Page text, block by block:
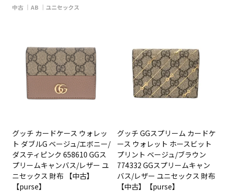
中古 AB ユニセックス
グッチ カードケース ウォレッ
ト ダブルG ベージュ/エボニー/
ダスティピンク 658610 GGス
プリームキャンバス/レザー ユ
ニセックス 財布 【中古】
【purse】
グッチ GGスプリーム カードケ
ース ウォレット ホースビット
プリント ベージュ/ブラウン
774332 GGスプリームキャン
バス/レザー ユニセックス 財布
【中古】【purse】